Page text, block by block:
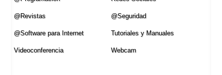
@Revistas @Seguridad
@Software para Internet Tutoriales y Manuales
Videoconferencia Webcam